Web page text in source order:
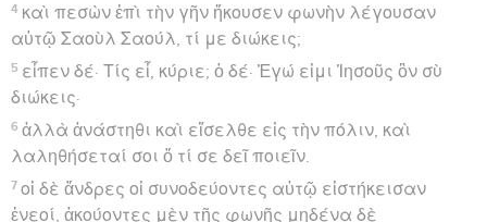
4 καὶ πεσὼν ἐπὶ τὴν γῆν ἤκουσεν φωνὴν λέγουσαν
αὐτῷ Σαοὺλ Σαούλ, τί με διώκεις;
5 εἶπεν δέ· Τίς εἶ, κύριε; ὁ δέ· Ἐγώ εἰμι Ἰησοῦς ὃν σὺ
διώκεις·
6 ἀλλὰ ἀνάστηθι καὶ εἴσελθε εἰς τὴν πόλιν, καὶ
λαληθήσεταί σοι ὅ τί σε δεῖ ποιεῖν.
7 οἱ δὲ ἄνδρες οἱ συνοδεύοντες αὐτῷ εἱστήκεισαν
ἐνεοί, ἀκούοντες μὲν τῆς φωνῆς μηδένα δὲ